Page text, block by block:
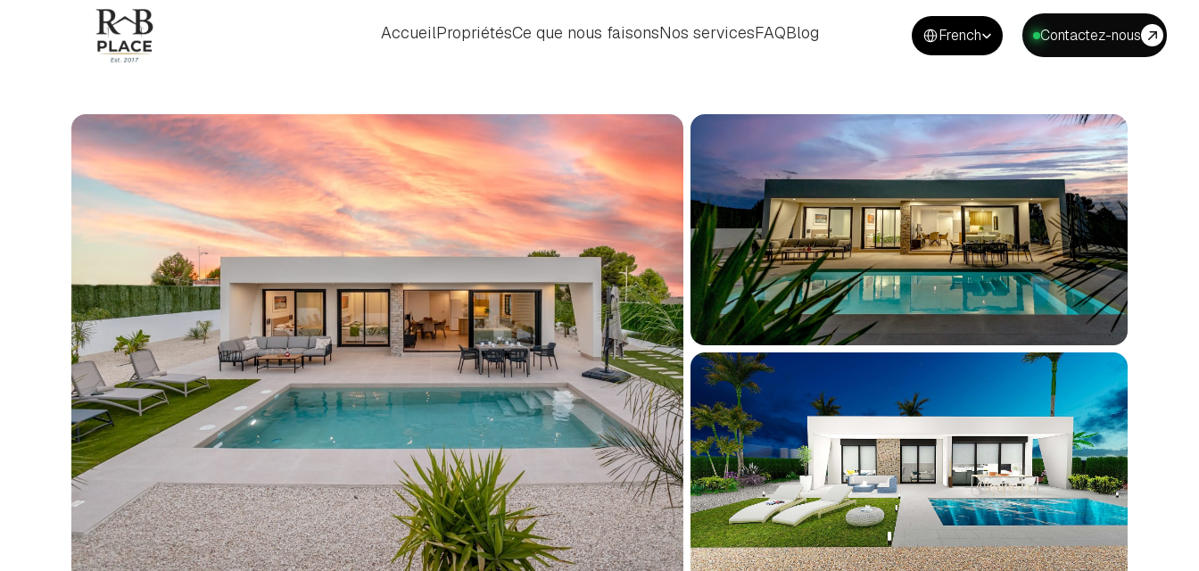
Select Language
French Contactez-nous
AccueilPropriétésCe que nous faisonsNos servicesFAQBlog